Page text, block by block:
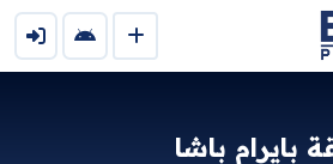
باشا